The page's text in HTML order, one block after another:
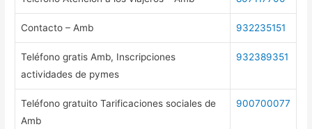
Contacto – Amb 932235151
Teléfono gratis Amb, Inscripciones
actividades de pymes
932389351
Teléfono gratuito Tarificaciones sociales de
Amb
900700077